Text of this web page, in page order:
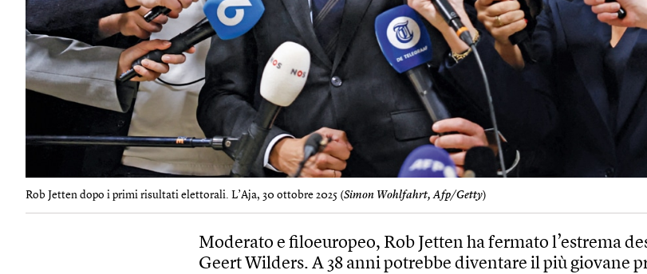
Rob Jetten dopo i primi risultati elettorali. L’Aja, 30 ottobre 2025 (Simon Wohlfahrt, Afp/Getty)
Moderato e filoeuropeo, Rob Jetten ha fermato l’estrema
Geert Wilders. A 38 anni potrebbe diventare il più giovane